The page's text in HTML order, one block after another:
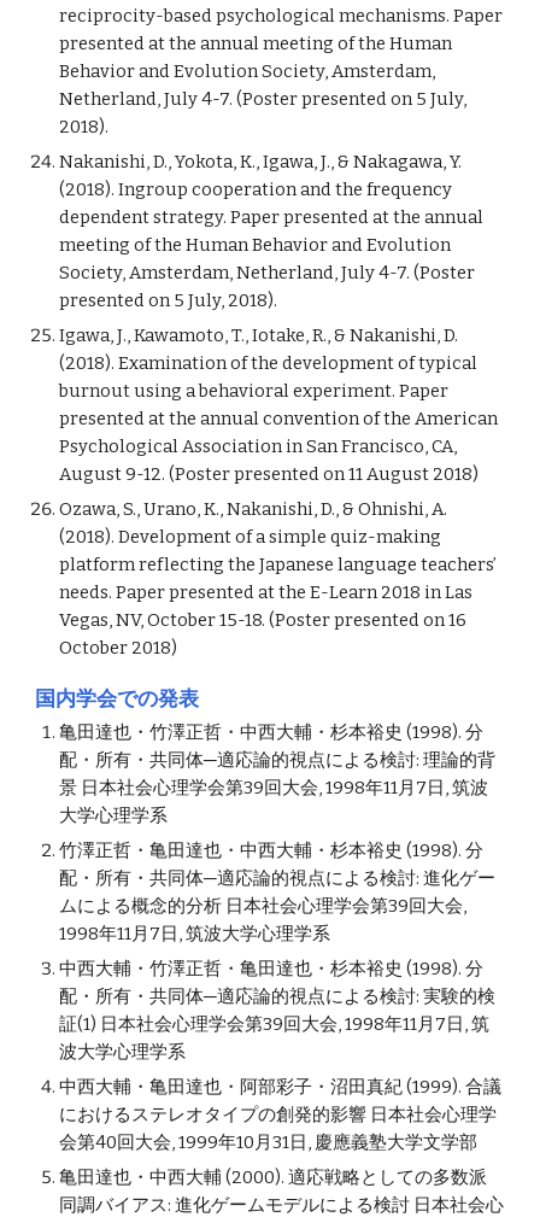
reciprocity-based psychological mechanisms. Paper
presented at the annual meeting of the Human
Behavior and Evolution Society, Amsterdam,
Netherland, July 4-7. (Poster presented on 5 July,
2018).
Nakanishi, D., Yokota, K., Igawa, J., & Nakagawa, Y.
(2018). Ingroup cooperation and the frequency
dependent strategy. Paper presented at the annual
meeting of the Human Behavior and Evolution
Society, Amsterdam, Netherland, July 4-7. (Poster
presented on 5 July, 2018).
Igawa, J., Kawamoto, T., Iotake, R., & Nakanishi, D.
(2018). Examination of the development of typical
burnout using a behavioral experiment. Paper
presented at the annual convention of the American
Psychological Association in San Francisco, CA,
August 9-12. (Poster presented on 11 August 2018)
Ozawa, S., Urano, K., Nakanishi, D., & Ohnishi, A.
(2018). Development of a simple quiz-making
platform reflecting the Japanese language teachers’
needs. Paper presented at the E-Learn 2018 in Las
Vegas, NV, October 15-18. (Poster presented on 16
October 2018)
国内学会での発表
亀田達也・竹澤正哲・中西大輔・杉本裕史 (1998). 分
配・所有・共同体─適応論的視点による検討: 理論的背
景 日本社会心理学会第39回大会, 1998年11月7日, 筑波
大学心理学系
竹澤正哲・亀田達也・中西大輔・杉本裕史 (1998). 分
配・所有・共同体─適応論的視点による検討: 進化ゲー
ムによる概念的分析 日本社会心理学会第39回大会,
1998年11月7日, 筑波大学心理学系
中西大輔・竹澤正哲・亀田達也・杉本裕史 (1998). 分
配・所有・共同体─適応論的視点による検討: 実験的検
証(1) 日本社会心理学会第39回大会, 1998年11月7日, 筑
波大学心理学系
中西大輔・亀田達也・阿部彩子・沼田真紀 (1999). 合議
におけるステレオタイプの創発的影響 日本社会心理学
会第40回大会, 1999年10月31日, 慶應義塾大学文学部
亀田達也・中西大輔 (2000). 適応戦略としての多数派
同調バイアス: 進化ゲームモデルによる検討 日本社会心